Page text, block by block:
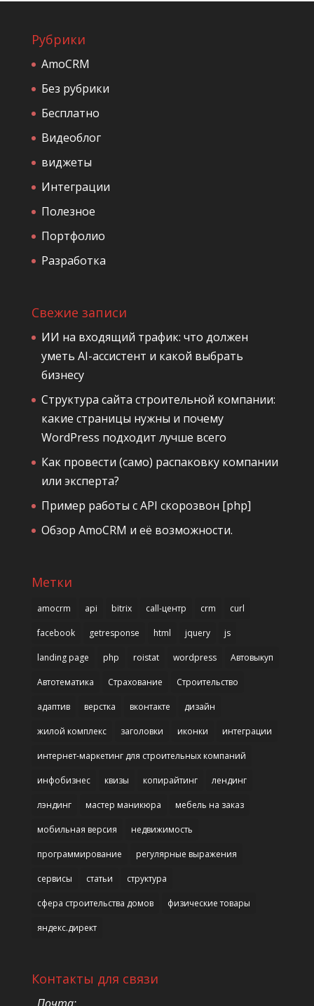
Рубрики
AmoCRM
Без рубрики
Бесплатно
Видеоблог
виджеты
Интеграции
Полезное
Портфолио
Разработка
Свежие записи
ИИ на входящий трафик: что должен
уметь AI-ассистент и какой выбрать
бизнесу
Структура сайта строительной компании:
какие страницы нужны и почему
WordPress подходит лучше всего
Как провести (само) распаковку компании
или эксперта?
Пример работы с API скорозвон [php]
Обзор AmoCRM и её возможности.
Метки
amocrm api bitrix call-центр crm curl
facebook getresponse html jquery js
landing page php roistat wordpress Автовыкуп
Автотематика Страхование Строительство
адаптив верстка вконтакте дизайн
жилой комплекс заголовки иконки интеграции
интернет-маркетинг для строительных компаний
инфобизнес квизы копирайтинг лендинг
лэндинг мастер маникюра мебель на заказ
мобильная версия недвижимость
программирование регулярные выражения
сервисы статьи структура
сфера строительства домов физические товары
яндекс.директ
Контакты для связи